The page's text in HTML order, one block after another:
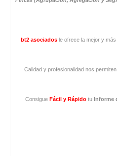
bt2 asociadosle ofrece la mejor y
Calidad y profesionalidad nos
ConsigueFácil y Rápido tu Informe